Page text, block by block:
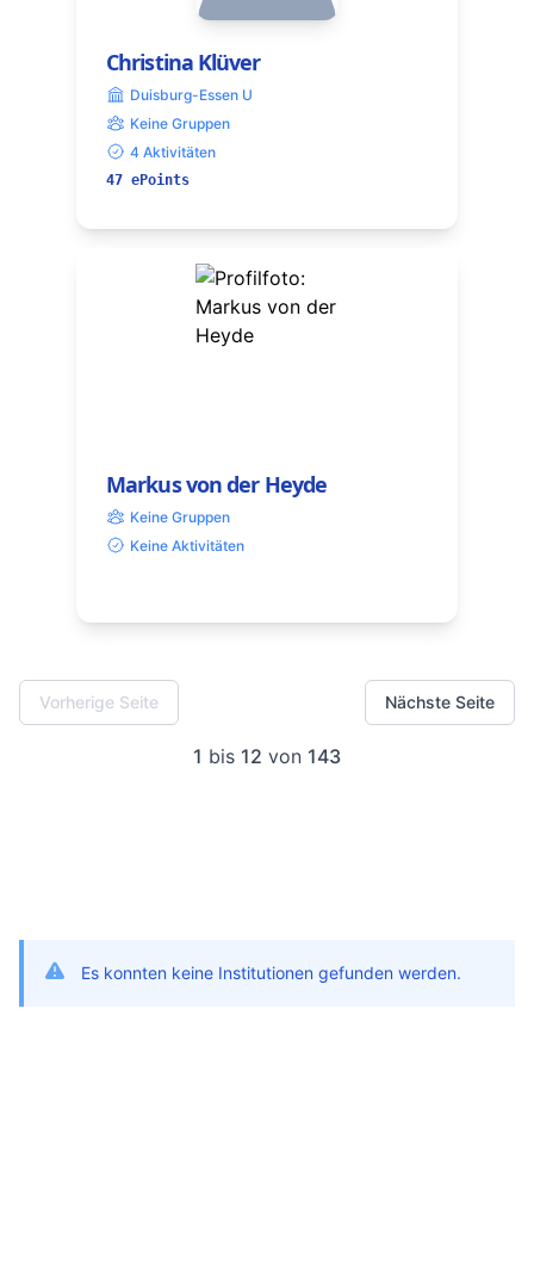
Christina Klüver
Duisburg-Essen U
Keine Gruppen
4 Aktivitäten
47 ePoints
Markus von der Heyde
Keine Gruppen
Keine Aktivitäten
Vorherige Seite Nächste Seite
1 bis 12 von 143
Es konnten keine Institutionen gefunden werden.